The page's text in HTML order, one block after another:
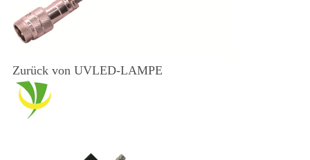
Zurück von UVLED-LAMPE